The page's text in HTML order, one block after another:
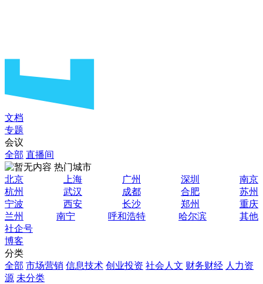
文档
专题
会议
全部 直播间
热门城市
北京
上海 广州 深圳
南京
杭州
武汉 成都 合肥
苏州
宁波
西安 长沙 郑州
重庆
兰州
南宁 呼和浩特 哈尔滨
其他
社企号
博客
分类
全部 市场营销 信息技术 创业投资 社会人文 财务财经 人力资
源 未分类